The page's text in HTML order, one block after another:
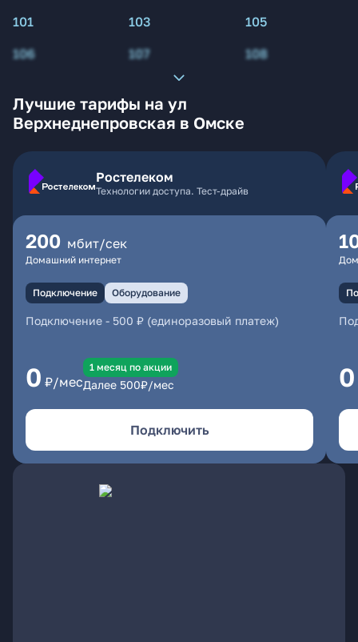
101
103
105
106
107 108
Лучшие тарифы на ул
Верхнеднепровская в Омске
Ростелеком
Технологии доступа. Тест-драйв
200 мбит/сек
Домашний интернет
Подключение Оборудование
Подключение - 500 ₽ (единоразовый платеж)
0 ₽/мес
1 месяц по акции
Далее 500₽/мес
Подключить
0